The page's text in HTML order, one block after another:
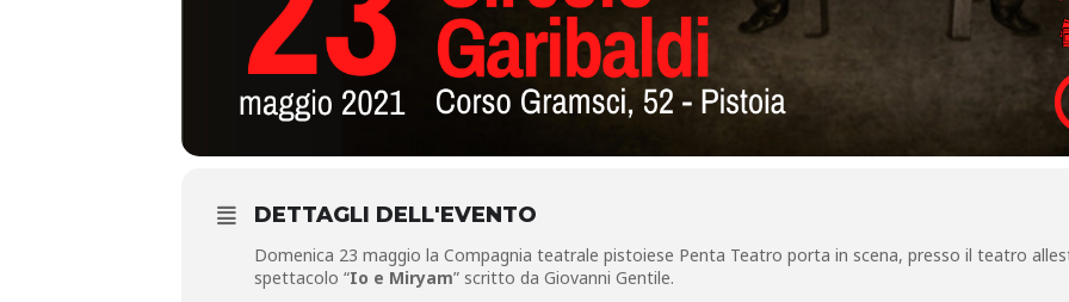
DETTAGLI DELL'EVENTO
Domenica 23 maggio la Compagnia teatrale pistoiese Penta Teatro porta in scena, presso il teatro
spettacolo “Io e Miryam” scritto da Giovanni Gentile.